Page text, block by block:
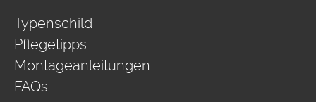
Typenschild
Pflegetipps
Montageanleitungen
FAQs